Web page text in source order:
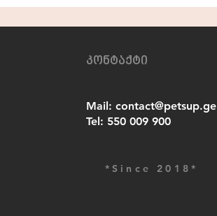
Mail: contact@petsup.ge
Tel: 550 009 900
კონტაქტი
*Since 2018*